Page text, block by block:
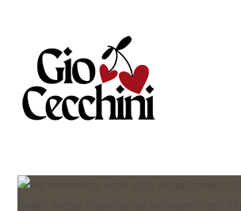
conteúdo